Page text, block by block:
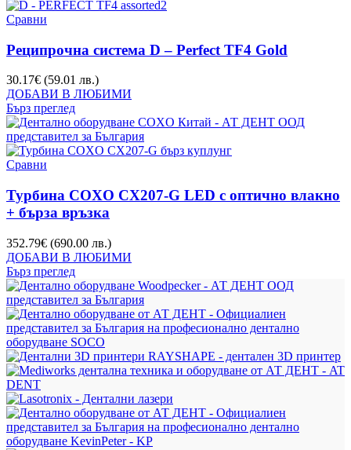
Сравни
Реципрочна система D – Perfect TF4 Gold
30.17€ (59.01 лв.)
ДОБАВИ В ЛЮБИМИ
Бърз преглед
Сравни
Турбина COXO CX207-G LED с оптично влакно
+ бърза връзка
352.79€ (690.00 лв.)
ДОБАВИ В ЛЮБИМИ
Бърз преглед